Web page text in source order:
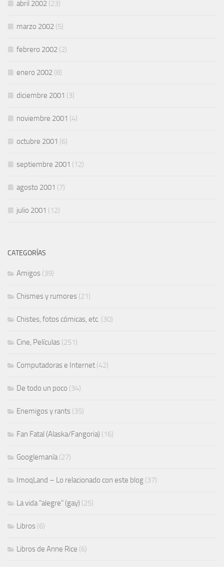
abril 2002 (23)
marzo 2002 (5)
febrero 2002 (2)
enero 2002 (8)
diciembre 2001 (3)
noviembre 2001 (4)
octubre 2001 (6)
septiembre 2001 (12)
agosto 2001 (7)
julio 2001 (12)
CATEGORÍAS
Amigos (39)
Chismes y rumores (21)
Chistes, fotos cómicas, etc. (30)
Cine, Películas (251)
Computadoras e Internet (42)
De todo un poco (34)
Enemigos y rants (35)
Fan Fatal (Alaska/Fangoria) (16)
Googlemanía(27)
ImoqLand – Lo relacionado con este blog (37)
La vida "alegre" (gay) (25)
Libros (6)
Libros de Anne Rice (6)